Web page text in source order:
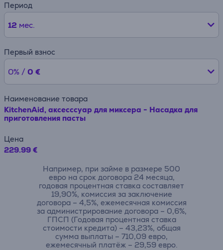
Период
12 мес.
Первый взнос
0% / 0 €
Наименование товара
KitchenAid, аксесссуар для миксера - Насадка для
приготовления пасты
Цена
229.99 €
Например, при займе в размере 500
евро на срок договора 24 месяца,
годовая процентная ставка составляет
19,90%, комиссия за заключение
договора – 4,5%, ежемесячная комиссия
за администрирование договора – 0,6%,
ГПСП (Годовая процентная ставка
стоимости кредита) – 43,23%, общая
сумма выплаты – 710,09 евро,
ежемесячный платёж – 29,59 евро.